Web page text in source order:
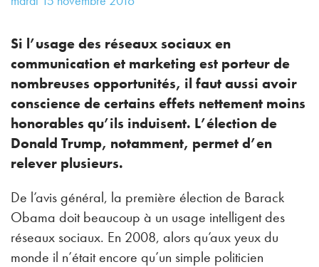
Si l’usage des réseaux sociaux en
communication et marketing est porteur de
nombreuses opportunités, il faut aussi avoir
conscience de certains effets nettement moins
honorables qu’ils induisent. L’élection de
Donald Trump, notamment, permet d’en
relever plusieurs.
De l’avis général, la première élection de Barack
Obama doit beaucoup à un usage intelligent des
réseaux sociaux. En 2008, alors qu’aux yeux du
monde il n’était encore qu’un simple politicien